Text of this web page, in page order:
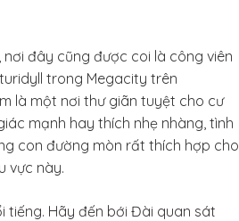
đây cũng được coi là công viên
trong Megacity trên
là một nơi thư giãn tuyệt cho cư
mạnh hay thích nhẹ nhàng, tình
con đường mòn rất thích hợp cho
vực này.
tiếng. Hãy đến bới Đài quan sát